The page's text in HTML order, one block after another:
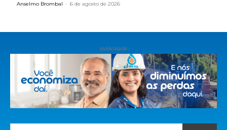
Anselmo Brombal - 6 de agosto de 2026
publicidade